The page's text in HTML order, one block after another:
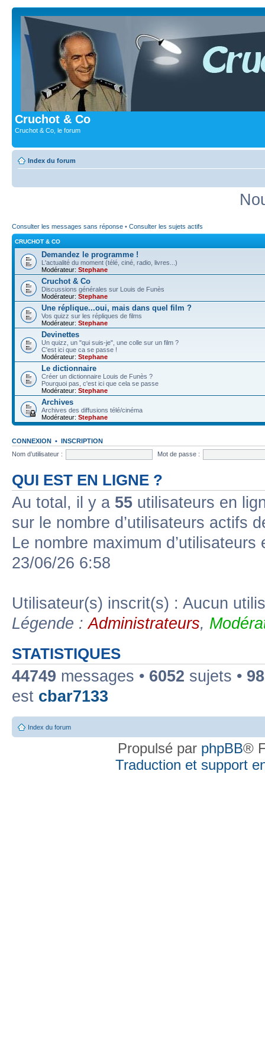
Cruchot & Co
Cruchot & Co, le forum
Index du forum
Consulter les messages sans réponse • Consulter les sujets actifs
CRUCHOT & CO
Demandez le programme !
L'actualité du moment (télé, ciné, radio, livres...)
Modérateur: Stephane
Cruchot & Co
Discussions générales sur Louis de Funès
Modérateur: Stephane
Une réplique...oui, mais dans quel film ?
Vos quizz sur les répliques de films
Modérateur: Stephane
Devinettes
Un quizz, un "qui suis-je", une colle sur un film ?
C'est ici que ca se passe !
Modérateur: Stephane
Le dictionnaire
Créer un dictionnaire Louis de Funès ?
Pourquoi pas, c'est ici que cela se passe
Modérateur: Stephane
Archives
Archives des diffusions télé/cinéma
Modérateur: Stephane
CONNEXION • INSCRIPTION
Nom d’utilisateur :
Mot de passe :
QUI EST EN LIGNE ?
Au total, il y a 55 utilisateurs en
sur le nombre d’utilisateurs actifs
Le nombre maximum
23/06/26 6:58
Utilisateur(s) inscrit(s) : Aucun
Légende :Administrateurs,
STATISTIQUES
44749 messages • 6052 sujets •
est cbar7133
Index du forum
Propulsé par phpBB®
Traduction et support